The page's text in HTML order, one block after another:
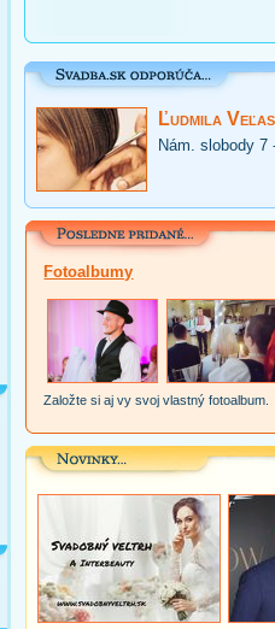
Ľudmila
Nám. slobody 7
Fotoalbumy
Založte si aj vy svoj vlastný fotoalbum.